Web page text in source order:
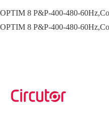
OPTIM 8 P&P-400-480-
OPTIM 8 P&P-400-480-